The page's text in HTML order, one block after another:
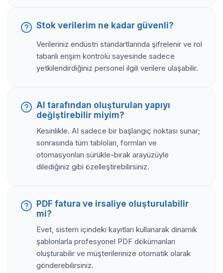
Stok verilerim ne kadar güvenli?
Verileriniz endüstri standartlarında şifrelenir ve rol
tabanlı erişim kontrolü sayesinde sadece
yetkilendirdiğiniz personel ilgili verilere ulaşabilir.
AI tarafından oluşturulan yapıyı
değiştirebilir miyim?
Kesinlikle. AI sadece bir başlangıç noktası sunar;
sonrasında tüm tabloları, formları ve
otomasyonları sürükle-bırak arayüzüyle
dilediğiniz gibi özelleştirebilirsiniz.
PDF fatura ve irsaliye oluşturulabilir
mi?
Evet, sistem içindeki kayıtları kullanarak dinamik
şablonlarla profesyonel PDF dökümanları
oluşturabilir ve müşterilerinize otomatik olarak
gönderebilirsiniz.